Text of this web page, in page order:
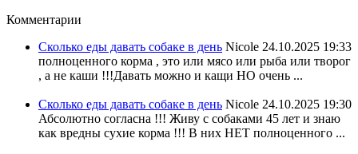
Комментарии
Сколько еды давать собаке в день Nicole 24.10.2025 19:33
полноценного корма , это или мясо или рыба или творог
, а не каши !!!Давать можно и кащи НО очень ...
Сколько еды давать собаке в день Nicole 24.10.2025 19:30
Абсолютно согласна !!! Живу с собаками 45 лет и знаю
как вредны сухие корма !!! В них НЕТ полноценного ...